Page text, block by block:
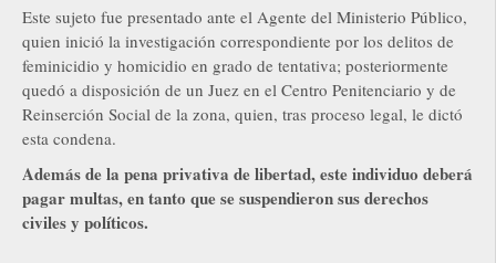
Este sujeto fue presentado ante el Agente del Ministerio Público,
quien inició la investigación correspondiente por los delitos de
feminicidio y homicidio en grado de tentativa; posteriormente
quedó a disposición de un Juez en el Centro Penitenciario y de
Reinserción Social de la zona, quien, tras proceso legal, le dictó
esta condena.
Además de la pena privativa de libertad, este individuo deberá
pagar multas, en tanto que se suspendieron sus derechos
civiles y políticos.